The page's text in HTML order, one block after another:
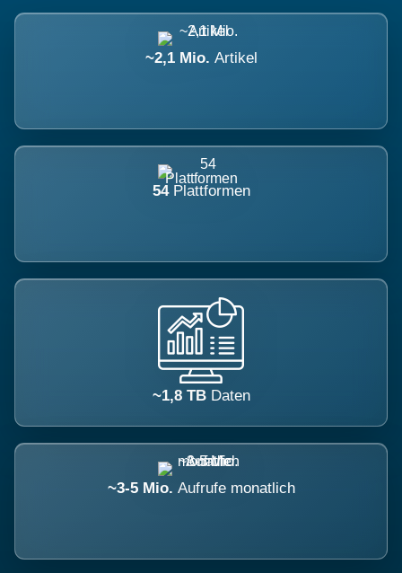
~2,1 Mio. Artikel
54 Plattformen
~1,8 TB Daten
~3-5 Mio. Aufrufe monatlich